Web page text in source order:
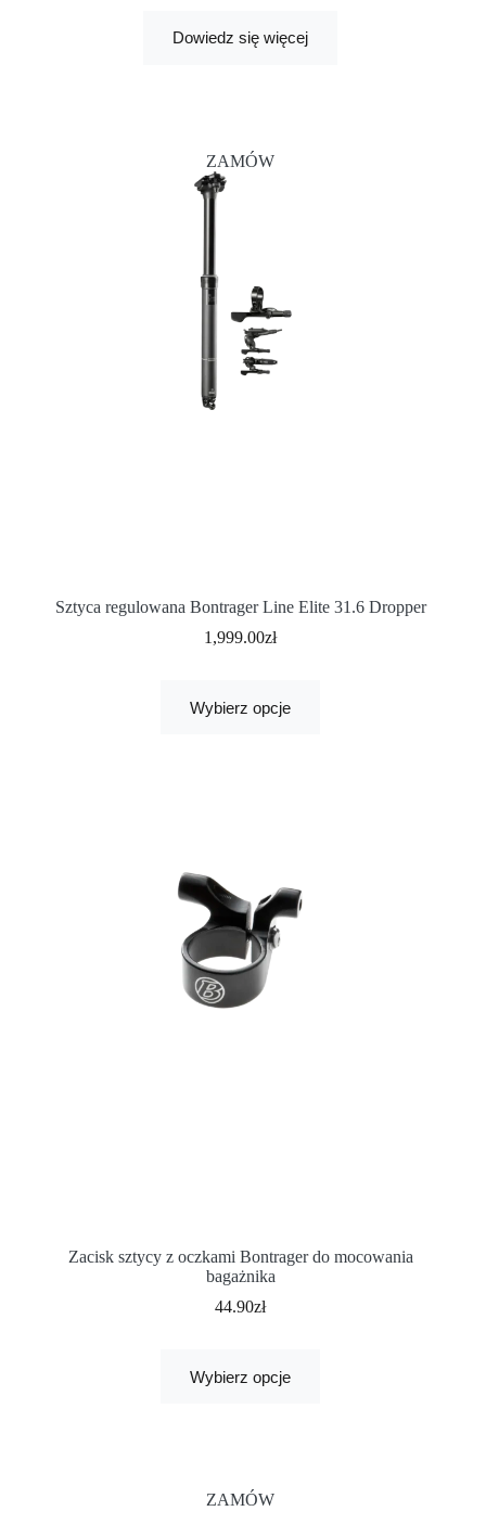
Dowiedz się więcej
ZAMÓW
Sztyca regulowana Bontrager Line Elite 31.6 Dropper
1,999.00zł
Wybierz opcje
Zacisk sztycy z oczkami Bontrager do mocowania
bagażnika
44.90zł
Wybierz opcje
ZAMÓW